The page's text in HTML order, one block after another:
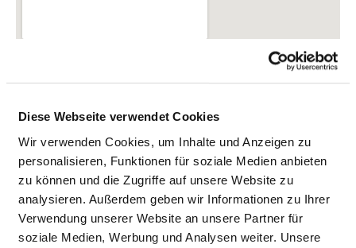
Diese Webseite verwendet Cookies
Wir verwenden Cookies, um Inhalte und Anzeigen zu
personalisieren, Funktionen für soziale Medien anbieten
zu können und die Zugriffe auf unsere Website zu
analysieren. Außerdem geben wir Informationen zu Ihrer
Verwendung unserer Website an unsere Partner für
soziale Medien, Werbung und Analysen weiter. Unsere